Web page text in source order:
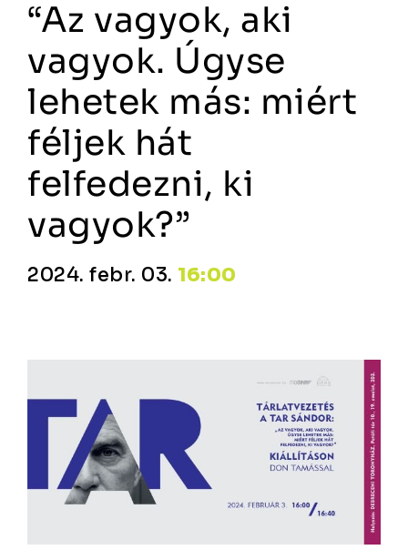
“Az vagyok, aki
vagyok. Úgyse
lehetek más: miért
féljek hát
felfedezni, ki
vagyok?”
2024. febr. 03. 16:00